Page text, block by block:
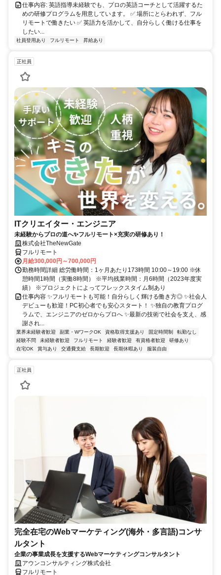
仕事内容: 英語指導未経験でも、プロの英語コーチとして活躍するた
めの研修プログラムを用意しています。 ✅ 場所にとらわれず、フル
リモートで働きたい ✅ 英語力を活かして、自分らしく働ける仕事を
したい...
社員登用あり フルリモート 昇給あり
正社員
ITクリエイター・エンジニア
未経験からプロの道へ✨フルリモート×充実の研修あり！
株式会社TheNewGate
フルリモート
月給300,000円～700,000円
勤務時間詳細 総労働時間：1ヶ月あたり173時間 10:00～19:00 ※休
憩時間1時間（実働8時間） ※平均残業時間：月6時間（2023年度実
績） ※プロジェクトによってフレックスタイム制あり
仕事内容 ✨フルリモートも可能！自分らしく輝ける働き方◎ ✨社会人
デビューも歓迎！PC初心者でも安心スタート！ ✨独自の教育プログ
ラムで、エンジニアのゼロからプロへ ✨最新の技術で社会を支え、感
謝され...
業界未経験者歓迎 副業・WワークOK 資格取得支援あり 固定時間制
転勤なし
経験不問
未経験者歓迎 フルリモート 経験者歓迎 有資格者歓迎
研修あり
在宅OK
賞与あり 交通費支給 長期歓迎 長期休暇あり 服装自由
正社員
完全在宅のWebマーケティング(海外・多言語)コンサ
ルタント
企業の事業成長を支援するWebマーケティングコンサルタント
アウンコンサルティング株式会社
フルリモート